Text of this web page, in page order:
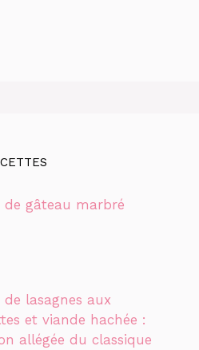
de gâteau marbré
de lasagnes aux
et viande hachée :
allégée du classique